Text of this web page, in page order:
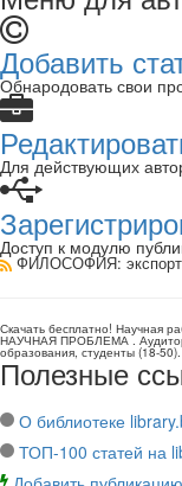
Добавить
Обнародовать свои
Для действующих
Доступ к модулю
ФИЛОСОФИЯ:
Скачать бесплатно! Научная
НАУЧНАЯ ПРОБЛЕМА.
образования, студенты (18-50).
Полезные
О библиотеке
ТОП-100 статей на